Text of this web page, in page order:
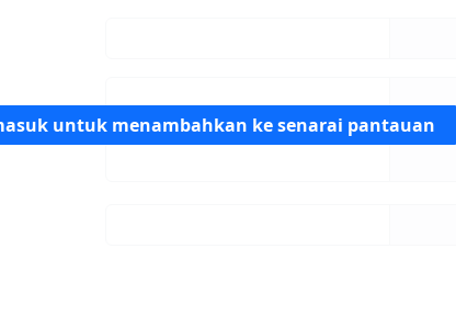
untuk menambahkan ke senarai pantauan